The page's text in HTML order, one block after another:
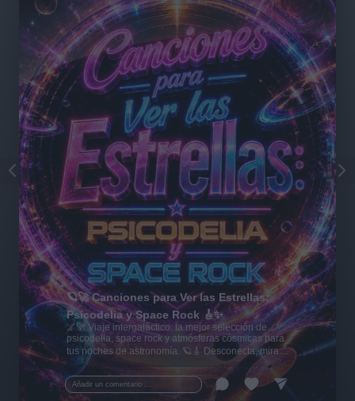
Añadir un comentario ...
🪐🚀 Canciones para Ver las Estrellas:
Psicodelia y Space Rock 🎸✨
🌌🚀 Viaje intergaláctico: la mejor selección de
psicodelia, space rock y atmósferas cósmicas para
tus noches de astronomía. 🪐🎸 Desconecta, mira
al firmamento y siente la gravedad cero. 💾 ¡Guarda
esta colección para tu próxima noche estrellada!
✨⭐